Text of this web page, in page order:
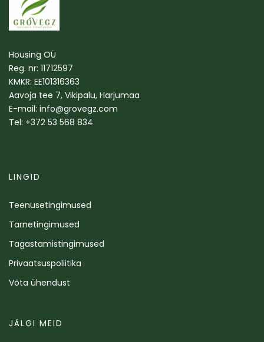
Housing OÜ
Reg. nr: 11712597
KMKR: EE101316363
Aavoja tee 7, Vikipalu, Harjumaa
E-mail: info@grovegz.com
Tel: +372 53 568 834
LINGID
Teenusetingimused
Tarnetingimused
Tagastamistingimused
Privaatsuspoliitika
Võta ühendust
JÄLGI MEID